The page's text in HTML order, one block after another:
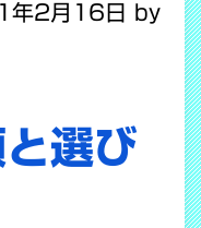
2月16日 by
選び